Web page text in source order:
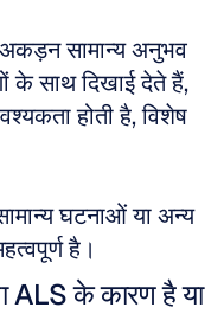
सामान्य अनुभव
के साथ दिखाई देते हैं,
होती है, विशेष
घटनाओं या अन्य
है।
ALS के कारण है या